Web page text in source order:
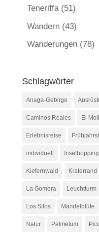
Teneriffa(51)
Wandern(43)
Wanderungen(78)
Schlagwörter
Anaga-Gebirge
Caminos Reales El
Erlebnisreise
individuell Inselhopping
Kiefernwald Kraterrand
La Gomera Leuchtturm
Los Silos Mandelblüte
Natur Palmetum